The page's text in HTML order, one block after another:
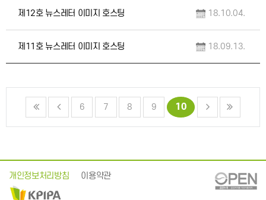
제12호 뉴스레터 이미지 호스팅 18.10.04.
제11호 뉴스레터 이미지 호스팅 18.09.13.
6 7 8 9 10
개인정보처리방침 이용약관